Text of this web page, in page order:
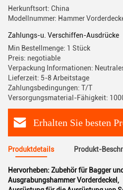
Herkunftsort: China
Modellnummer: Hammer
Zahlungs-u. Verschiffen-Ausdrücke
Min Bestellmenge: 1 Stück
Preis: negotiable
Verpackung Informationen:
Lieferzeit: 5-8 Arbeitstage
Zahlungsbedingungen: T/T
Versorgungsmaterial-Fähigkeit:
Erhalten Sie besten
Produktdetails Produkt-
Hervorheben: Zubehör für Bagger
Ausgrabungshammer Vorderdeckel,